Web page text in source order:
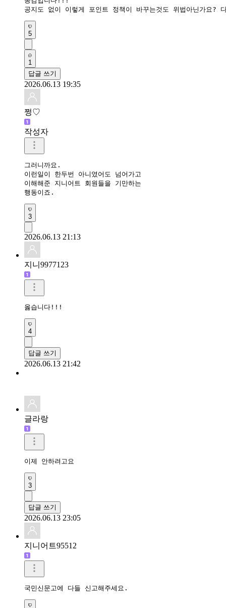
공지도 없이 이렇게 포인트 정책이 바꾸는것도 위법아닌가요
5
1
답글 쓰기
2026.06.13 19:35
쩡♡
작성자
그러니까요.
이런일이 한두번 아니였어도 넘어가고
이해해준 지니어트 회원들을 기만하는
행동이죠.
3
2026.06.13 21:13
지니9977123
옳습니다!!!
4
답글 쓰기
2026.06.13 21:42
글라랑
이제 안하려고요
3
답글 쓰기
2026.06.13 23:05
지니어트95512
국민신문고에 다들 신고해주세요.